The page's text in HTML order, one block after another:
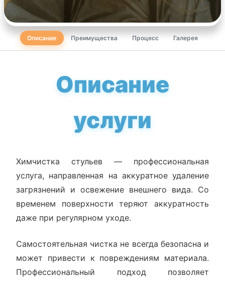
Описание Преимущества Процесс Галерея
Описание
услуги
Химчистка стульев — профессиональная
услуга, направленная на аккуратное удаление
загрязнений и освежение внешнего вида. Со
временем поверхности теряют аккуратность
даже при регулярном уходе.
Самостоятельная чистка не всегда безопасна и
может привести к повреждениям материала.
Профессиональный подход позволяет